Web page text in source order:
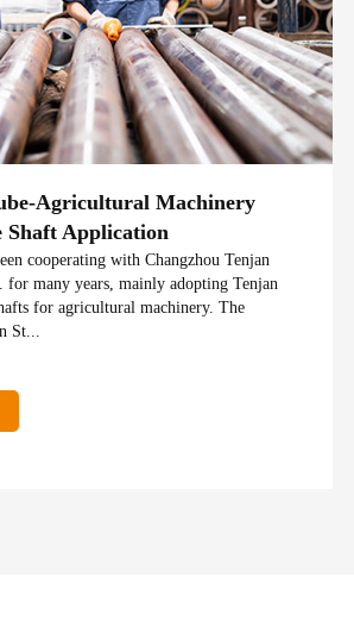
Agricultural Machinery
Application
cooperating with Changzhou Tenjan
for many years, mainly adopting Tenjan
for agricultural machinery. The
St...